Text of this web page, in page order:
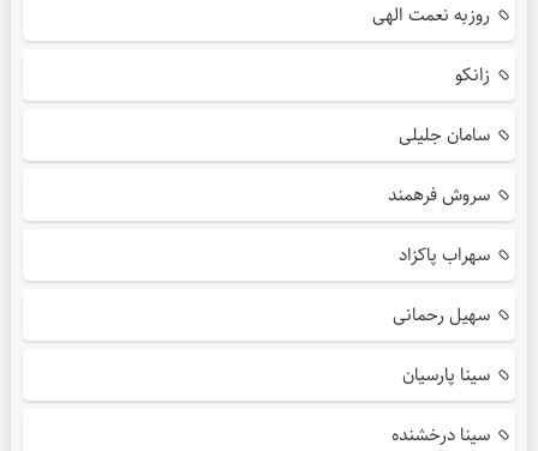
روزبه نعمت الهی
زانکو
سامان جلیلی
سروش فرهمند
سهراب پاکزاد
سهیل رحمانی
سینا پارسیان
سینا درخشنده